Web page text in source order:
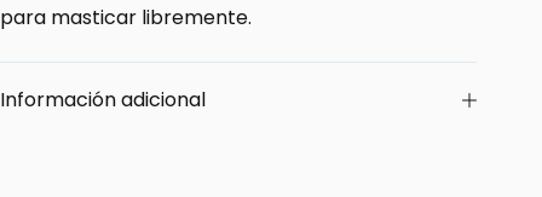
para masticar libremente.
Información adicional